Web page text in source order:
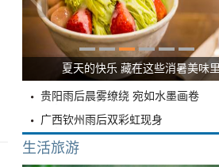
广西南宁：盛夏里的“绿野仙踪”
贵阳雨后晨雾缭绕 宛如水墨画卷
广西钦州雨后双彩虹现身
生活旅游